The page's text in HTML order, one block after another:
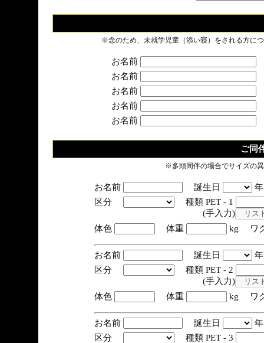
※念のため、未就学児童（添い寝）をされる方に
お名前
お名前
お名前
お名前
お名前
ご同
※多頭同伴の場合でサイズの
お名前 誕生日
区分
種類 PET - 1
(手入力)
体色
体重 kg ワ
お名前 誕生日
区分
種類 PET - 2
(手入力)
体色
体重 kg ワ
お名前 誕生日
区分
種類 PET - 3